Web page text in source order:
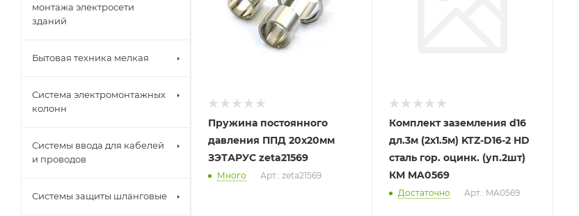
Пружина постоянного
давления ППД 20х20мм
ЗЭТАРУС zeta21569
Много Арт.: zeta21569
Комплект заземления d16
дл.3м (2х1.5м) KTZ-D16-2 HD
сталь гор. оцинк. (уп.2шт)
КМ MA0569
Достаточно Арт.: MA0569
монтажа электросети
зданий
Бытовая техника мелкая
Система электромонтажных
колонн
Системы ввода для кабелей
и проводов
Системы защиты шланговые